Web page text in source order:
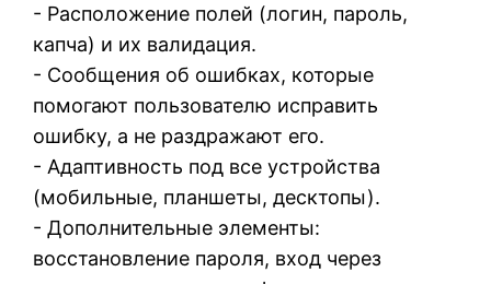
- Расположение полей (логин, пароль,
капча) и их валидация.
- Сообщения об ошибках, которые
помогают пользователю исправить
ошибку, а не раздражают его.
- Адаптивность под все устройства
(мобильные, планшеты, десктопы).
- Дополнительные элементы:
восстановление пароля, вход через